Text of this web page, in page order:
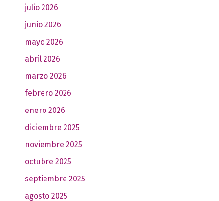
julio 2026
junio 2026
mayo 2026
abril 2026
marzo 2026
febrero 2026
enero 2026
diciembre 2025
noviembre 2025
octubre 2025
septiembre 2025
agosto 2025